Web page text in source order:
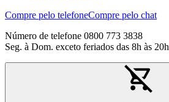
Compre pelo telefoneCompre pelo chat
Número de telefone 0800 773 3838
Seg. à Dom. exceto feriados das 8h às 20h